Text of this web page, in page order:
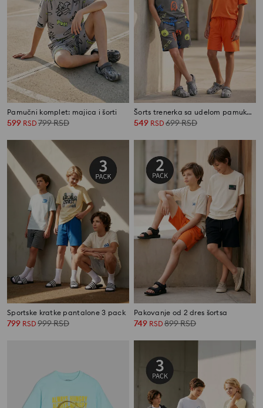
Pamučni komplet: majica i šorti
599 RSD 799RSD
Šorts trenerka sa udelom pamuka 2 pack
549 RSD 699RSD
Sportske kratke pantalone 3 pack
799 RSD 999RSD
Pakovanje od 2 dres šortsa
749 RSD 899RSD